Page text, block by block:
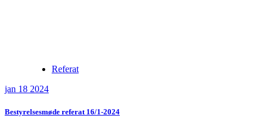
Referat
jan 18 2024
Bestyrelsesmøde referat 16/1-2024